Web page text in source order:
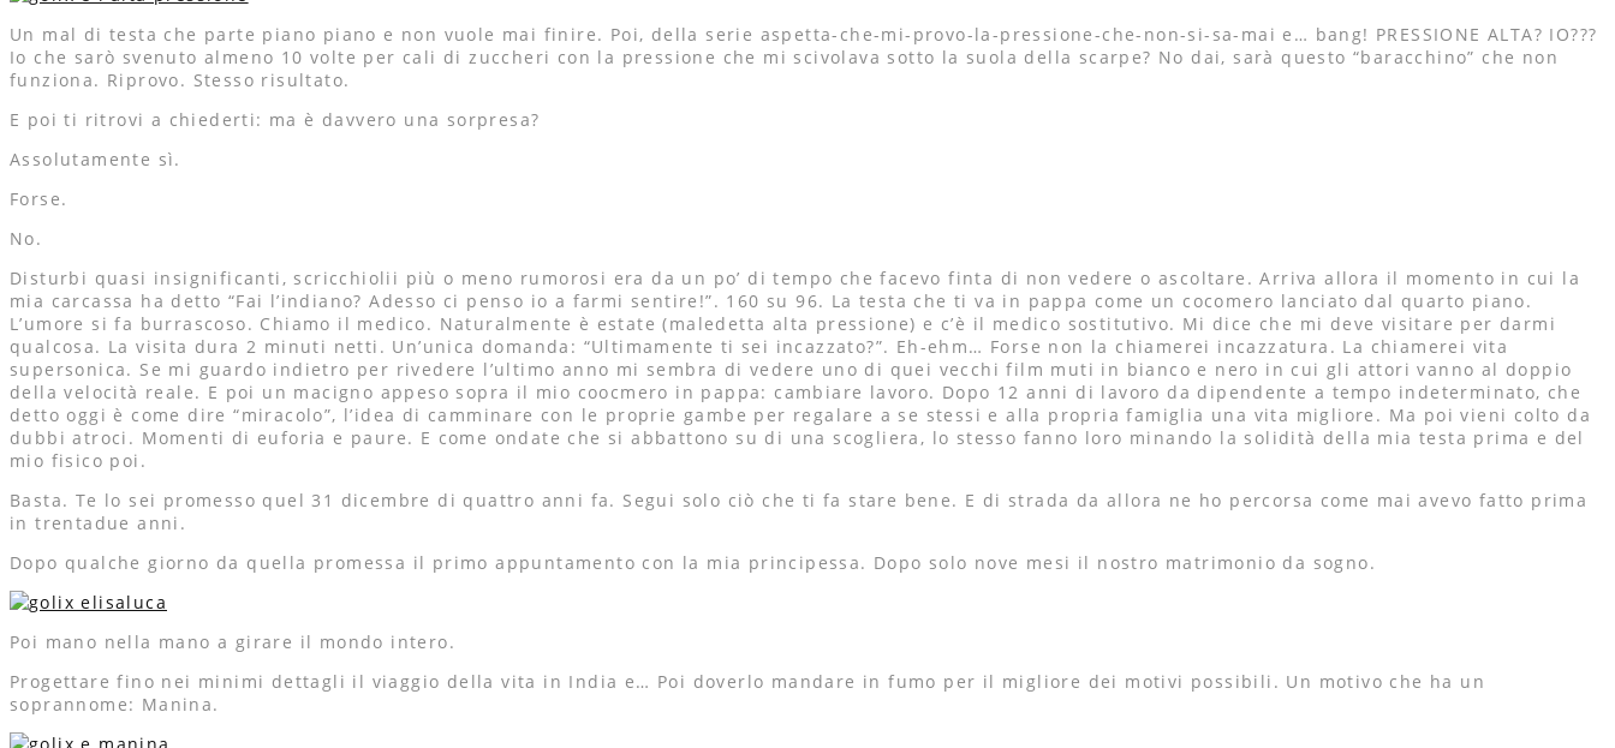
Un mal di testa che parte piano piano e non vuole mai finire. Poi, della serie aspetta-che-mi-provo-la-pressione-che-non-si-sa-mai e… bang! PRESSIONE ALTA? IO???
Io che sarò svenuto almeno 10 volte per cali di zuccheri con la pressione che mi scivolava sotto la suola della scarpe? No dai, sarà questo “baracchino” che non
funziona. Riprovo. Stesso risultato.
E poi ti ritrovi a chiederti: ma è davvero una sorpresa?
Assolutamente sì.
Forse.
No.
Disturbi quasi insignificanti, scricchiolii più o meno rumorosi era da un po’ di tempo che facevo finta di non vedere o ascoltare. Arriva allora il momento in cui la
mia carcassa ha detto “Fai l’indiano? Adesso ci penso io a farmi sentire!”. 160 su 96. La testa che ti va in pappa come un cocomero lanciato dal quarto piano.
L’umore si fa burrascoso. Chiamo il medico. Naturalmente è estate (maledetta alta pressione) e c’è il medico sostitutivo. Mi dice che mi deve visitare per darmi
qualcosa. La visita dura 2 minuti netti. Un’unica domanda: “Ultimamente ti sei incazzato?”. Eh-ehm… Forse non la chiamerei incazzatura. La chiamerei vita
supersonica. Se mi guardo indietro per rivedere l’ultimo anno mi sembra di vedere uno di quei vecchi film muti in bianco e nero in cui gli attori vanno al doppio
della velocità reale. E poi un macigno appeso sopra il mio coocmero in pappa: cambiare lavoro. Dopo 12 anni di lavoro da dipendente a tempo indeterminato, che
detto oggi è come dire “miracolo”, l’idea di camminare con le proprie gambe per regalare a se stessi e alla propria famiglia una vita migliore. Ma poi vieni colto da
dubbi atroci. Momenti di euforia e paure. E come ondate che si abbattono su di una scogliera, lo stesso fanno loro minando la solidità della mia testa prima e del
mio fisico poi.
Basta. Te lo sei promesso quel 31 dicembre di quattro anni fa. Segui solo ciò che ti fa stare bene. E di strada da allora ne ho percorsa come mai avevo fatto prima
in trentadue anni.
Dopo qualche giorno da quella promessa il primo appuntamento con la mia principessa. Dopo solo nove mesi il nostro matrimonio da sogno.
Poi mano nella mano a girare il mondo intero.
Progettare fino nei minimi dettagli il viaggio della vita in India e… Poi doverlo mandare in fumo per il migliore dei motivi possibili. Un motivo che ha un
soprannome: Manina.